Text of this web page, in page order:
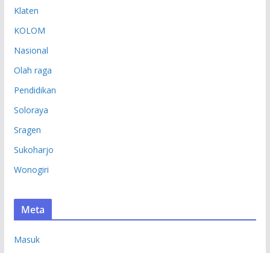
Klaten
KOLOM
Nasional
Olah raga
Pendidikan
Soloraya
Sragen
Sukoharjo
Wonogiri
Meta
Masuk